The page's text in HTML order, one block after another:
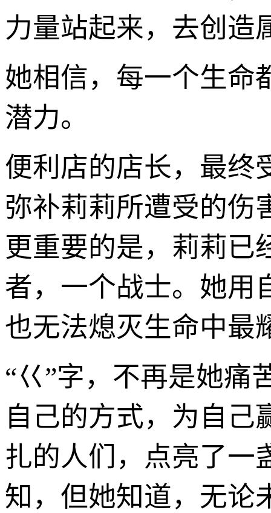
力量站起来，去创造
她相信，每一个生命
潜力。
便利店的店长，最终
弥补莉莉所遭受的伤
更重要的是，莉莉已
者，一个战士。她用
也无法熄灭生命中最
“巜”字，不再是她痛
自己的方式，为自己
扎的人们，点亮了一
知，但她知道，无论